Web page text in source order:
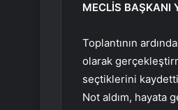
MECLİS BAŞKANI
Toplantının
olarak
seçtiklerini
Not aldım, hayata